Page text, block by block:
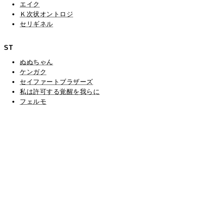
エイク
Ｋ次状オントロジ
セリギネル
ST
ぬぬちゃん
ケンガク
セイファートブラザーズ
私は許可する覚醒を我らに
フェルモ